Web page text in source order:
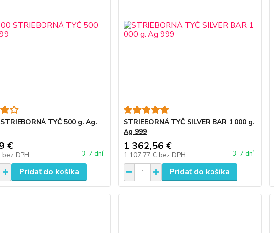
TYČ 500 g. Ag.
€
bez DPH 3-7 dní
Pridať do košíka
STRIEBORNÁ TYČ SILVER BAR 1 000 g.
Ag 999
1 362,56 €
1 107,77 € bez DPH 3-7 dní
Pridať do košíka